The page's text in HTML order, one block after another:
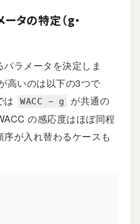
タの特定（g・
ラメータを決定しま
高いのは以下の3つで
は
WACC − g
が共通の
の感応度はほぼ同程
が入れ替わるケースも